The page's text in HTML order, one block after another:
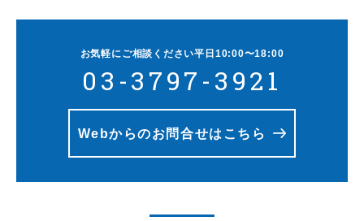
お気軽にご相談ください平日10:00〜18:00
03-3797-3921
Webからのお問合せはこちら